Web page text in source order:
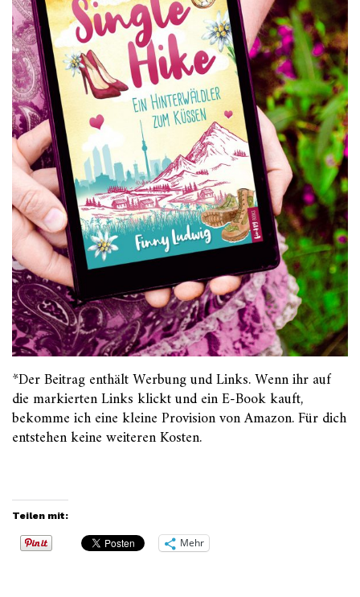
*Der Beitrag enthält Werbung und Links. Wenn ihr auf
die markierten Links klickt und ein E-Book kauft,
bekomme ich eine kleine Provision von Amazon. Für dich
entstehen keine weiteren Kosten.
Teilen mit:
Mehr